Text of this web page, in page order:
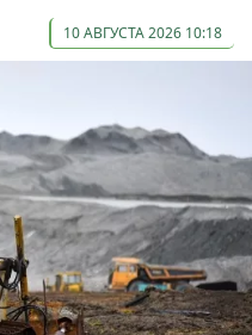
10 АВГУСТА 2026 10:18